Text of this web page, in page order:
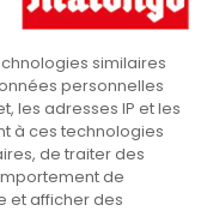
de café?
idéale pour
et pratique, elle
accompagné d'un
tous nos